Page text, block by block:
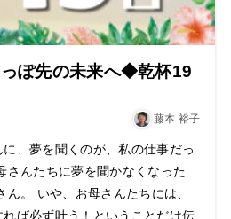
ぽ先の未来へ◆乾杯19
藤本 裕子
、夢を聞くのが、私の仕事だっ
さんたちに夢を聞かなくなった
。 いや、お母さんたちには、
ば必ず叶う！ということだけ伝